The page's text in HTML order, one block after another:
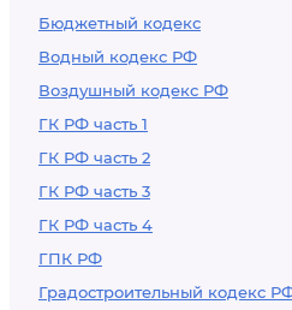
Бюджетный кодекс
Водный кодекс РФ
Воздушный кодекс РФ
ГК РФ часть 1
ГК РФ часть 2
ГК РФ часть 3
ГК РФ часть 4
ГПК РФ
Градостроительный кодекс